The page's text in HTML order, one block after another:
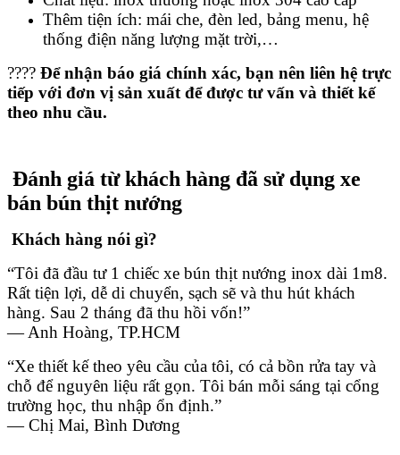
Thêm tiện ích: mái che, đèn led, bảng menu, hệ
thống điện năng lượng mặt trời,…
???? Để nhận báo giá chính xác, bạn nên liên hệ trực
tiếp với đơn vị sản xuất để được tư vấn và thiết kế
theo nhu cầu.
Đánh giá từ khách hàng đã sử dụng xe
bán bún thịt nướng
Khách hàng nói gì?
“Tôi đã đầu tư 1 chiếc xe bún thịt nướng inox dài 1m8.
Rất tiện lợi, dễ di chuyển, sạch sẽ và thu hút khách
hàng. Sau 2 tháng đã thu hồi vốn!”
— Anh Hoàng, TP.HCM
“Xe thiết kế theo yêu cầu của tôi, có cả bồn rửa tay và
chỗ để nguyên liệu rất gọn. Tôi bán mỗi sáng tại cổng
trường học, thu nhập ổn định.”
— Chị Mai, Bình Dương